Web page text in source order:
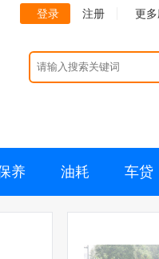
登录 注册 更多
养 油耗 车贷